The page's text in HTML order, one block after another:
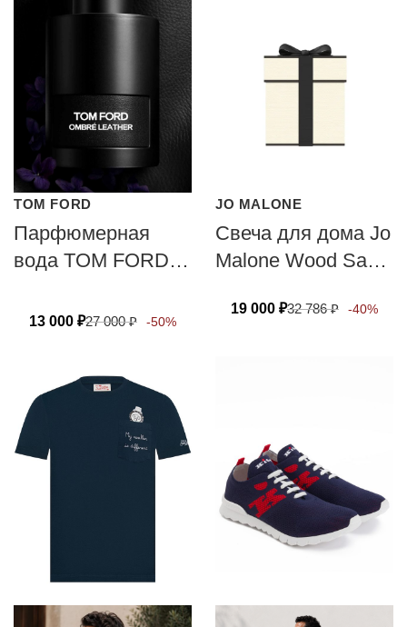
TOM FORD
Парфюмерная
вода TOM FORD
13 000 ₽27 000₽ -50%
JO MALONE
Свеча для дома Jo
Malone Wood Sage
19 000 ₽32 786₽ -40%